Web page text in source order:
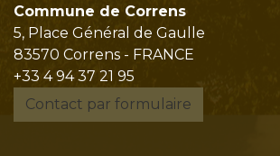
Commune de Correns
5, Place Général de Gaulle
83570 Correns - FRANCE
+33 4 94 37 21 95
Contact par formulaire